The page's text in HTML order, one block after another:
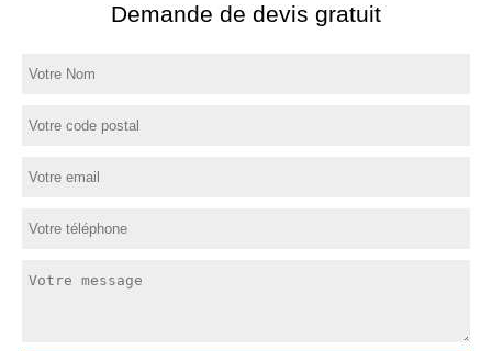
Demande de devis gratuit